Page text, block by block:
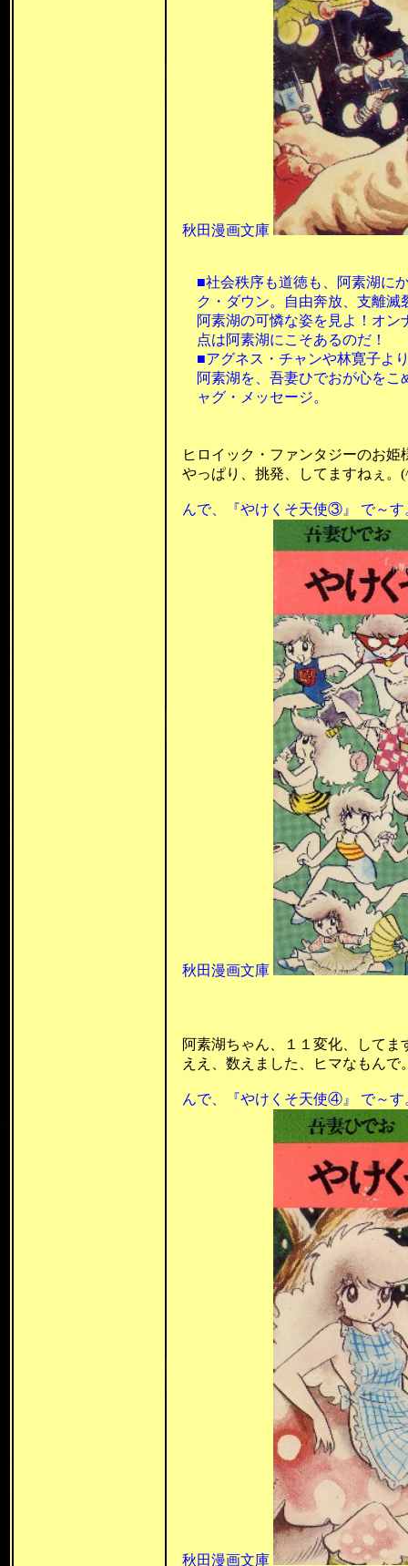
秋田漫画文庫
■社会秩序も道徳も、阿素湖に
ク・ダウン。自由奔放、支離滅
阿素湖の可憐な姿を見よ！オン
点は阿素湖にこそあるのだ！
■アグネス・チャンや林寛子よ
阿素湖を、吾妻ひでおが心をこ
ャグ・メッセージ。
ヒロイック・ファンタジーのお姫
やっぱり、挑発、してますねぇ。
んで、 『やけくそ天使③』 で～す
秋田漫画文庫
阿素湖ちゃん、１１変化、してま
ええ、数えました、ヒマなもんで
んで、 『やけくそ天使④』 で～す
秋田漫画文庫